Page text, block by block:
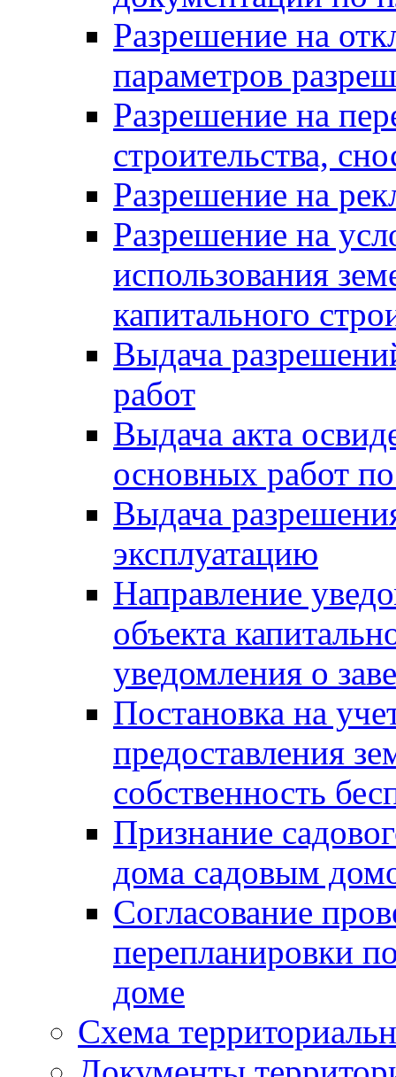
Разрешение на
параметров
Разрешение на
строительства,
Разрешение на
Разрешение на
использования
капитального
Выдача
работ
Выдача акта
основных работ
Выдача
эксплуатацию
Направление
объекта
уведомления о
Постановка на
предоставления
собственность
Признание
дома садовым
Согласование
перепланировки
доме
Схема